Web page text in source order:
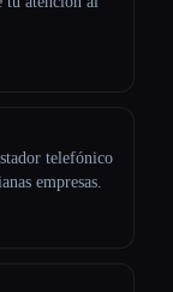
telefónico
empresas.